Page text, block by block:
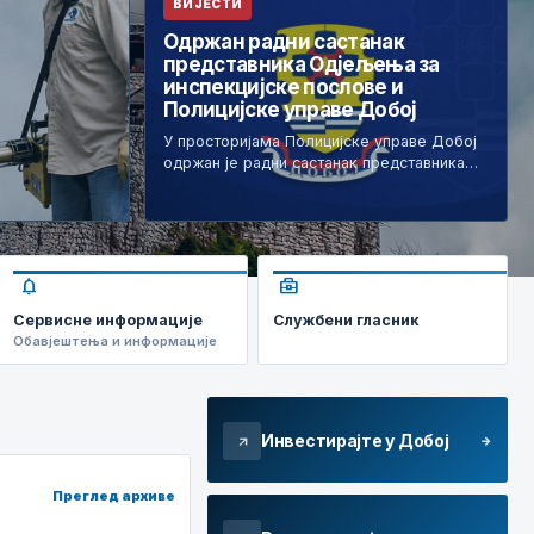
ВИЈЕСТИ
Одржан радни састанак
представника Одјељења за
инспекцијске послове и
Полицијске управе Добој
У просторијама Полицијске управе Добој
одржан је радни састанак представника…
notifications
Сервисне информације
Обавјештења и информације
business_center
Службени гласник
Преглед архиве
arrow_outward Инвестирајте у Добој arrow_forward